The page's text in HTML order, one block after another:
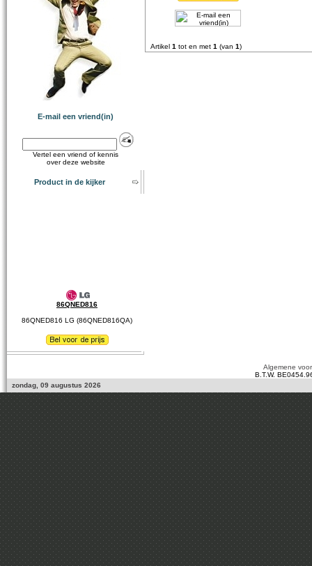
E-mail een vriend(in)
Vertel een vriend of kennis
over deze website
Product in de kijker
86QNED816
86QNED816 LG (86QNED816QA)
Artikel 1 tot en met 1 (van 1)
Algemene
B.T.W.
zondag, 09 augustus 2026